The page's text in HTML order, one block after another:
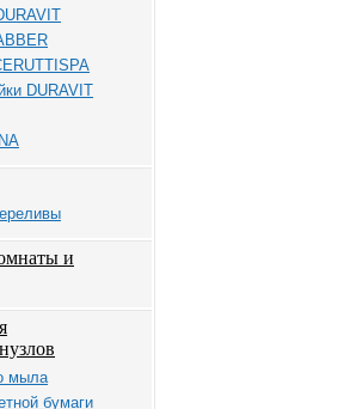
DURAVIT
и
мыла
бумаги